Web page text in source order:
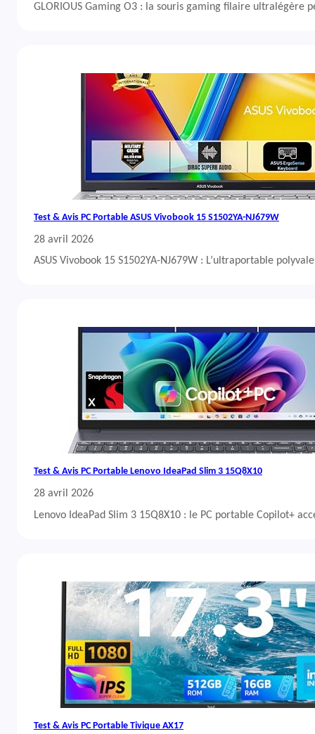
GLORIOUS Gaming O3 : la souris gaming filaire ultralégère
Test & Avis PC Portable ASUS Vivobook 15 S1502YA-NJ679W
28 avril 2026
ASUS Vivobook 15 S1502YA-NJ679W : L’ultraportable
Test & Avis PC Portable Lenovo IdeaPad Slim 3 15Q8X10
28 avril 2026
Lenovo IdeaPad Slim 3 15Q8X10 : le PC portable Copilot+
Test & Avis PC Portable Tivique AX17